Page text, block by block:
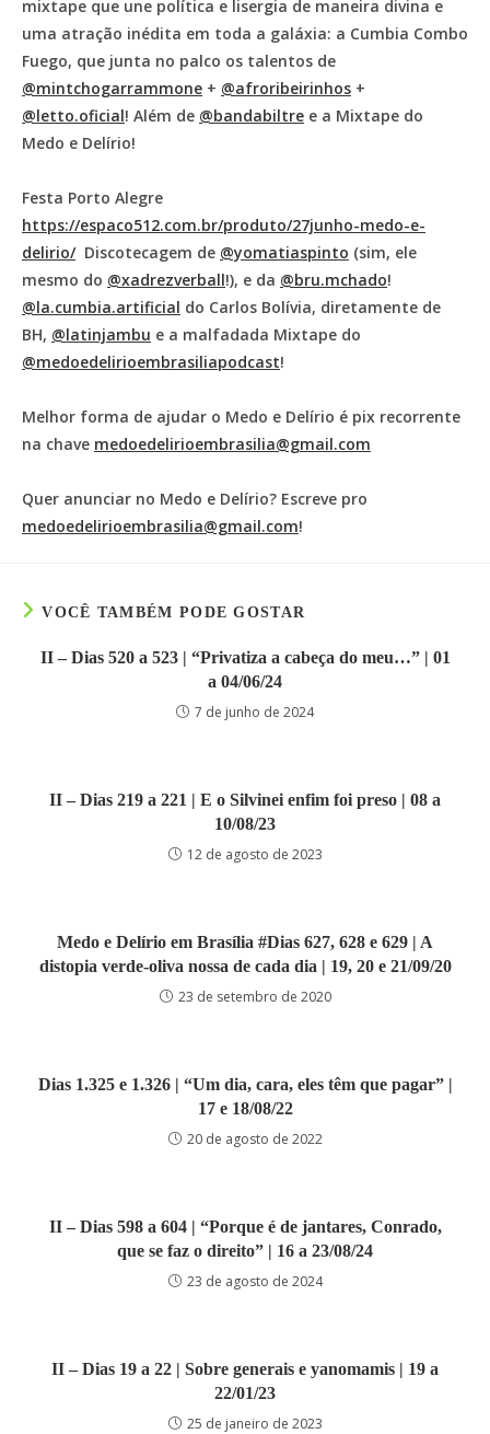
mixtape que une política e lisergia de maneira divina e
uma atração inédita em toda a galáxia: a Cumbia Combo
Fuego, que junta no palco os talentos de
@mintchogarrammone + @afroribeirinhos +
@letto.oficial! Além de @bandabiltre e a Mixtape do
Medo e Delírio!
Festa Porto Alegre
https://espaco512.com.br/produto/27junho-medo-e-
delirio/Discotecagem de @yomatiaspinto (sim, ele
mesmo do @xadrezverball!), e da @bru.mchado!
@la.cumbia.artificial do Carlos Bolívia, diretamente de
BH, @latinjambu e a malfadada Mixtape do
@medoedelirioembrasiliapodcast!
Melhor forma de ajudar o Medo e Delírio é pix recorrente
na chave medoedelirioembrasilia@gmail.com
Quer anunciar no Medo e Delírio? Escreve pro
medoedelirioembrasilia@gmail.com!
VOCÊ TAMBÉM PODE GOSTAR
II – Dias 520 a 523 | “Privatiza a cabeça do meu…” | 01
a 04/06/24
7 de junho de 2024
II – Dias 219 a 221 | E o Silvinei enfim foi preso | 08 a
10/08/23
12 de agosto de 2023
Medo e Delírio em Brasília #Dias 627, 628 e 629 | A
distopia verde-oliva nossa de cada dia | 19, 20 e 21/09/20
23 de setembro de 2020
Dias 1.325 e 1.326 | “Um dia, cara, eles têm que pagar” |
17 e 18/08/22
20 de agosto de 2022
II – Dias 598 a 604 | “Porque é de jantares, Conrado,
que se faz o direito” | 16 a 23/08/24
23 de agosto de 2024
II – Dias 19 a 22 | Sobre generais e yanomamis | 19 a
22/01/23
25 de janeiro de 2023